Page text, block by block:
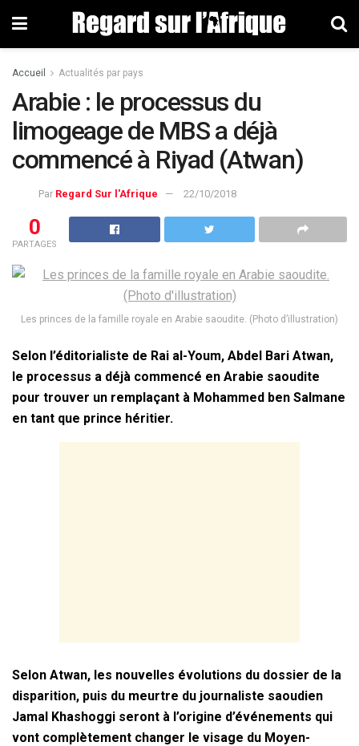
Accueil Actualités par pays
Arabie : le processus du
limogeage de MBS a déjà
commencé à Riyad (Atwan)
Par Regard Sur l'Afrique 22/10/2018
0
PARTAGES
Les princes de la famille royale en Arabie saoudite. (Photo d’illustration)
Selon l’éditorialiste de Rai al-Youm, Abdel Bari Atwan,
le processus a déjà commencé en Arabie saoudite
pour trouver un remplaçant à Mohammed ben Salmane
en tant que prince héritier.
Selon Atwan, les nouvelles évolutions du dossier de la
disparition, puis du meurtre du journaliste saoudien
Jamal Khashoggi seront à l’origine d’événements qui
vont complètement changer le visage du Moyen-